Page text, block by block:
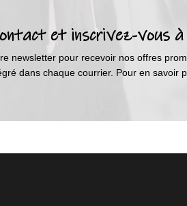
et inscrivez-vous
newsletter pour recevoir nos offres
dans chaque courrier. Pour en savoir